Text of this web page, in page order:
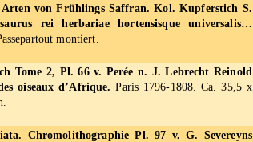
Arten von Frühlings Saffran. Kol. Kupferstich S.
rei herbariae hortensisque universalis…
montiert.
Tome 2, Pl. 66 v. Perée n. J. Lebrecht Reinold
oiseaux d’Afrique. Paris 1796-1808. Ca. 35,5 x
Chromolithographie Pl. 97 v. G. Severeyns